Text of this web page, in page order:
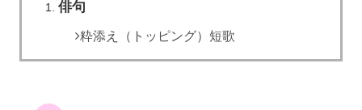
俳句
粋添え（トッピング）短歌